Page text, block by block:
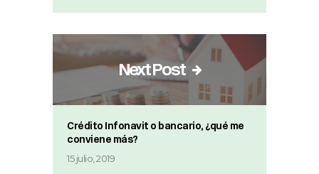
Next Post
Crédito Infonavit o bancario, ¿qué me
conviene más?
15 julio, 2019